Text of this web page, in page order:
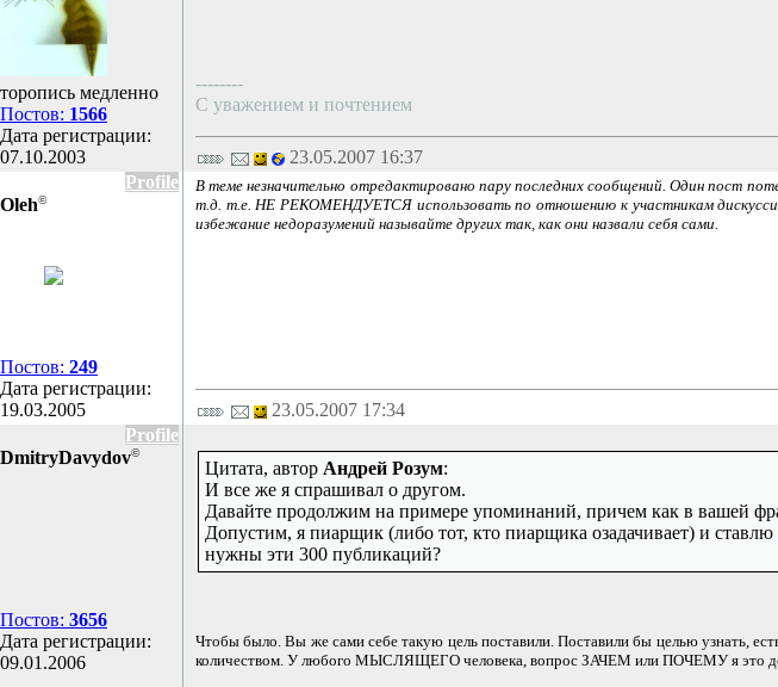
торопись медленно
Постов: 1566
Дата регистрации:
07.10.2003
--------
С уважением и почтением
23.05.2007 16:37
Profile
Oleh©
Постов: 249
Дата регистрации:
19.03.2005
В теме незначительно отредактировано пару последних сообщений. Один пост
т.д. т.е. НЕ РЕКОМЕНДУЕТСЯ использовать по отношению к участникам
избежание недоразумений называйте других так, как они назвали себя сами.
23.05.2007 17:34
Profile
DmitryDavydov©
Постов: 3656
Дата регистрации:
09.01.2006
Цитата, автор Андрей Розум:
И все же я спрашивал о другом.
Давайте продолжим на примере упоминаний, причем как в вашей
Допустим, я пиарщик (либо тот, кто пиарщика озадачивает) и
нужны эти 300 публикаций?
Чтобы было. Вы же сами себе такую цель поставили. Поставили бы целью узнать,
количеством. У любого МЫСЛЯЩЕГО человека, вопрос ЗАЧЕМ или ПОЧЕМУ я это